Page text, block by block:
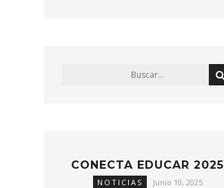
CONECTA EDUCAR 2025
NOTICIAS Junio 10, 2025